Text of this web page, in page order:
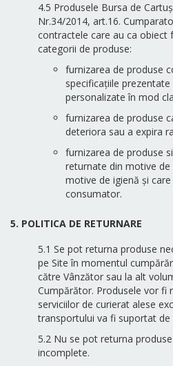
4.5 Produsele Bursa de
Nr.34/2014, art.16.
contractele care au ca obiect
categorii de produse:
furnizarea de produse
specificațiile
personalizate în mod
furnizarea de produse
deteriora sau a expira
furnizarea de produse
returnate din motive
motive de igienă și
consumator.
5. POLITICA DE RETURNARE
5.1 Se pot returna produse
pe Site în momentul
către Vânzător sau la alt
Cumpărător. Produsele vor fi
serviciilor de curierat alese
transportului va fi suportat
5.2 Nu se pot returna
incomplete.